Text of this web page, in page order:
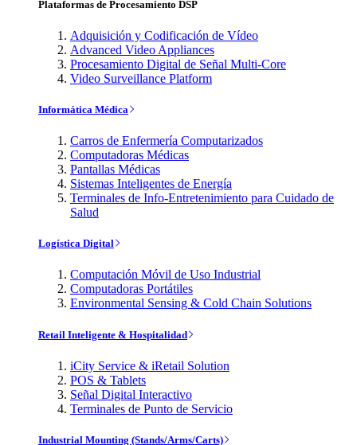
Plataformas de Procesamiento DSP
Adquisición y Codificación de Vídeo
Advanced Video Appliances
Procesamiento Digital de Señal Multi-Core
Video Surveillance Platform
Informática Médica
Carros de Enfermería Computarizados
Computadoras Médicas
Pantallas Médicas
Sistemas Inteligentes de Energía
Terminales de Info-Entretenimiento para Cuidado de
Salud
Logística Digital
Computación Móvil de Uso Industrial
Computadoras Portátiles
Environmental Sensing & Cold Chain Solutions
Retail Inteligente & Hospitalidad
iCity Service & iRetail Solution
POS & Tablets
Señal Digital Interactivo
Terminales de Punto de Servicio
Industrial Mounting (Stands/Arms/Carts)